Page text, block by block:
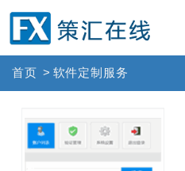
首页 > 软件定制服务